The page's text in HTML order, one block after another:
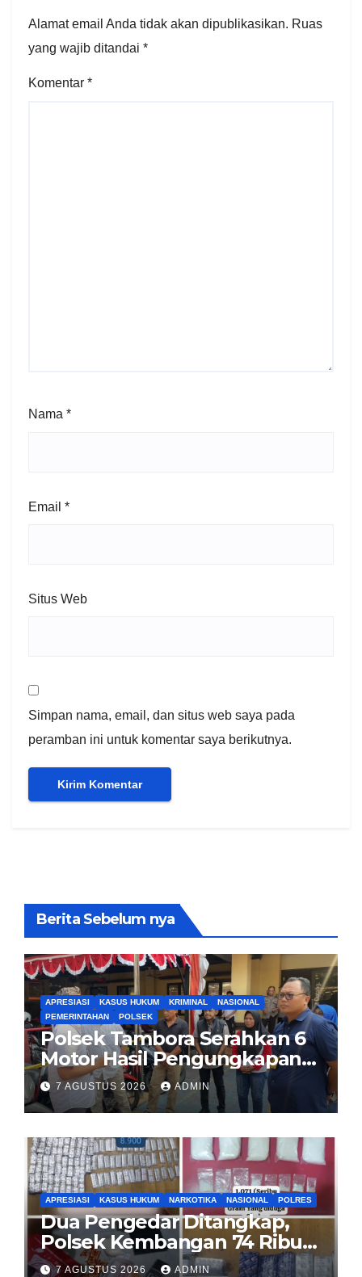
Alamat email Anda tidak akan dipublikasikan. Ruas
yang wajib ditandai *
Komentar *
Nama *
Email *
Situs Web
Simpan nama, email, dan situs web saya pada
peramban ini untuk komentar saya berikutnya.
Berita Sebelum nya
APRESIASI KASUS HUKUM KRIMINAL
NASIONAL
PEMERINTAHAN
POLSEK
Polsek Tambora Serahkan 6
Motor Hasil Pengungkapan
Kasus Curanmor Kepada
Pemilik Yang sah
7 AGUSTUS 2026 ADMIN
APRESIASI KASUS HUKUM NARKOTIKA NASIONAL POLRES
Dua Pengedar Ditangkap,
Polsek Kembangan 74 Ribu
Obat Keras, Sabu Hingga
7 AGUSTUS 2026 ADMIN